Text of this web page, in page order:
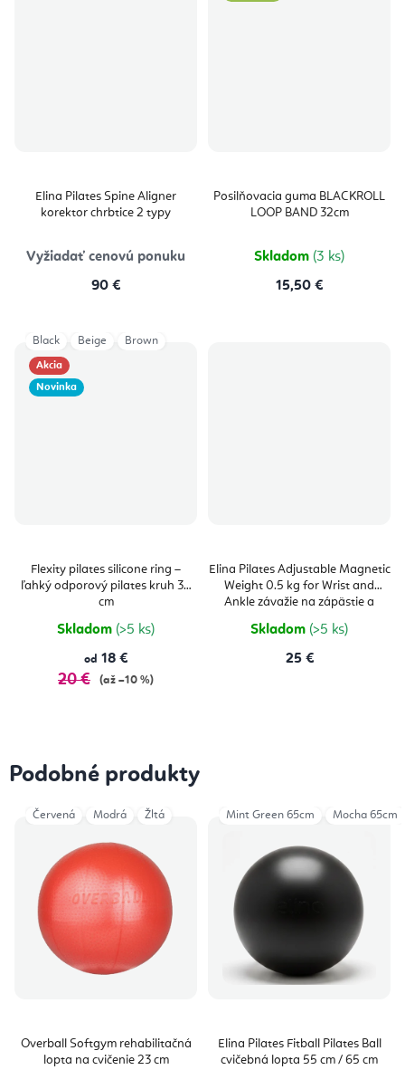
Elina Pilates Spine Aligner
korektor chrbtice 2 typy
Vyžiadať cenovú ponuku
90 €
Posilňovacia guma BLACKROLL
LOOP BAND 32cm
Skladom (3 ks)
15,50 €
Akcia
Novinka
Flexity pilates silicone ring –
ľahký odporový pilates kruh 34
cm
Skladom (>5 ks)
od 18 €
20 € (až –10 %)
Black Beige Brown
Elina Pilates Adjustable Magnetic
Weight 0.5 kg for Wrist and
Ankle závažie na zápästie a
Skladom (>5 ks)
25 €
Podobné produkty
Overball Softgym rehabilitačná
lopta na cvičenie 23 cm
Červená Modrá Žltá
Elina Pilates Fitball Pilates Ball
cvičebná lopta 55 cm / 65 cm
Mint Green 65cm Mocha 65cm